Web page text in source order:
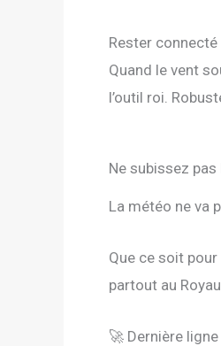
Rester
Quand le vent
l’outil roi.
Ne subissez pas
La météo ne va
Que ce soit pour
partout au
🚀 Dernière